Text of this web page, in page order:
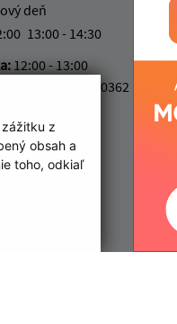
z
obsah a
toho, odkiaľ
deň
13:00 - 14:30
12:00 - 13:00
0200 0000 0000 0362